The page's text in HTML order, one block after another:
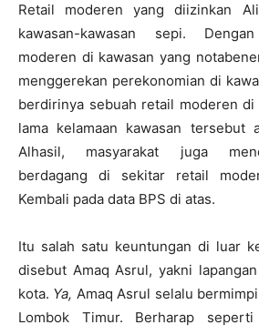
Retail moderen yang diizinkan
kawasan-kawasan sepi.
moderen di kawasan yang
menggerekan perekonomian di
berdirinya sebuah retail moderen di
lama kelamaan kawasan tersebut
Alhasil, masyarakat juga
berdagang di sekitar retail
Kembali pada data BPS di atas.
Itu salah satu keuntungan di luar
disebut Amaq Asrul, yakni
kota. Ya, Amaq Asrul selalu
Lombok Timur. Berharap